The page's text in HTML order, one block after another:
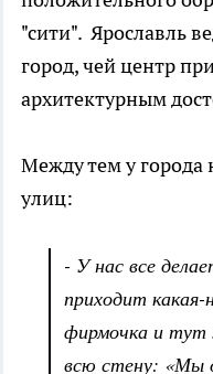
"сити". Ярославль
город, чей центр
архитектурным
Между тем у
улиц:
- У нас все
приходит какая-
фирмочка и
всю стену: «Мы